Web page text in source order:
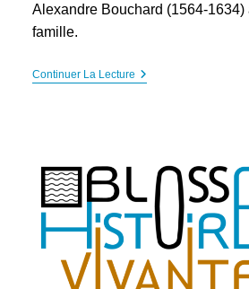
Alexandre Bouchard (1564-1634)
famille.
Continuer La LectureLe